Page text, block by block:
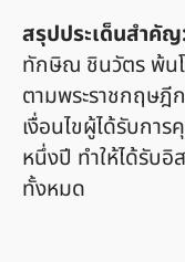
สรุปประเด็นสำคั
ทักษิณ ชินวัตร พ้น
ตามพระราชกฤษฎี
เงื่อนไขผู้ได้รับกา
หนึ่งปี ทำให้ได้รับ
ทั้งหมด